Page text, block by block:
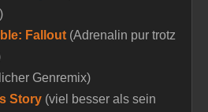
Fallout (Adrenalin pur trotz
Genremix)
Story (viel besser als sein